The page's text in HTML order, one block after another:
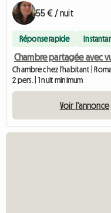
55 € / nuit
Réponse rapide
2 pers. | 1 nuit minimum
Voir l'annonce